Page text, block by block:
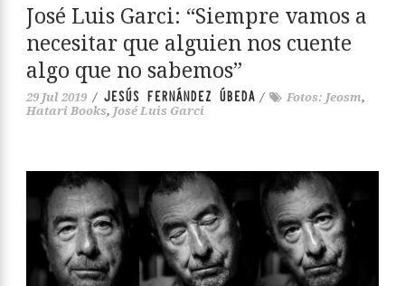
José Luis Garci: “Siempre vamos a
necesitar que alguien nos cuente
algo que no sabemos”
29 Jul 2019 / JESÚS FERNÁNDEZ ÚBEDA / Fotos: Jeosm,
Hatari Books, José Luis Garci